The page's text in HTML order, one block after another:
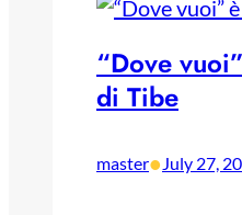
“Dove
di Tibe
master•July 27,